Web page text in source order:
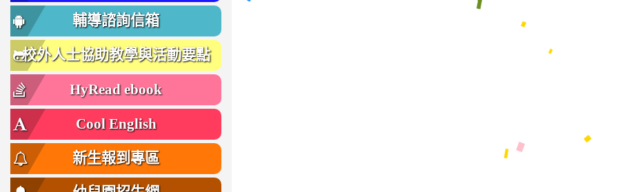
輔導諮詢信箱
校外人士協助教學與活動要點
HyRead ebook
Cool English
新生報到專區